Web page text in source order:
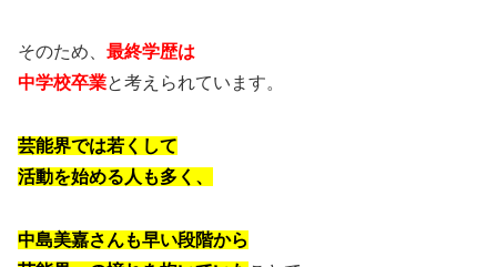
そのため、 最終学歴は
中学校卒業と考えられています。
芸能界では若くして
活動を始める人も多く、
中島美嘉さんも早い段階から